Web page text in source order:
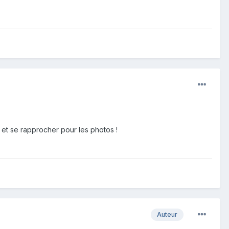
se rapprocher pour les photos !
Auteur